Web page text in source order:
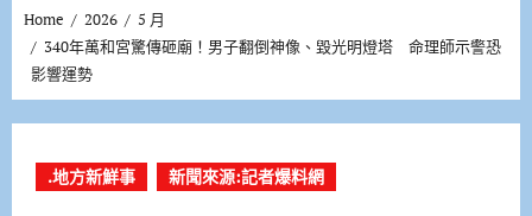
Home 2026
5 月
340年萬和宮驚傳砸廟！男子翻倒神像、毀光明燈塔 命理師示警恐
影響運勢
.地方新鮮事 新聞來源:記者爆料網